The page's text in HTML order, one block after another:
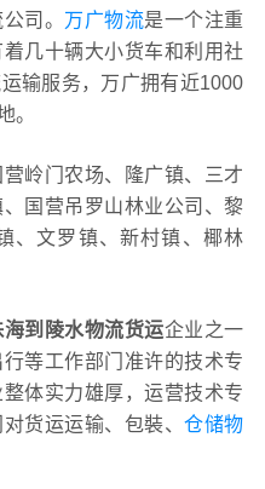
司。 万广物流是一个注重
几十辆大小货车和利用社
输服务，万广拥有近1000
。
岭门农场、隆广镇、三才
国营吊罗山林业公司、黎
、文罗镇、新村镇、椰林
海到陵水物流货运企业之一
等工作部门准许的技术专
体实力雄厚，运营技术专
货运运输、包裝、仓储物